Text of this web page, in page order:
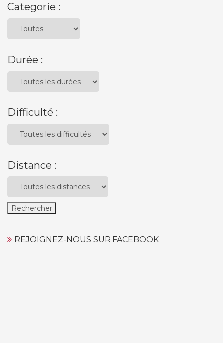
Categorie :
Durée :
Difficulté :
Distance :
REJOIGNEZ-NOUS SUR FACEBOOK